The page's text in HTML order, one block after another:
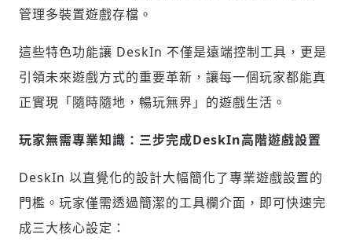
管理多裝置遊戲存檔。
這些特色功能讓 DeskIn 不僅是遠端控制工具，更是
引領未來遊戲方式的重要革新，讓每一個玩家都能真
正實現「隨時隨地，暢玩無界」的遊戲生活。
玩家無需專業知識：三步完成DeskIn高階遊戲設置
DeskIn 以直覺化的設計大幅簡化了專業遊戲設置的
門檻。玩家僅需透過簡潔的工具欄介面，即可快速完
成三大核心設定：